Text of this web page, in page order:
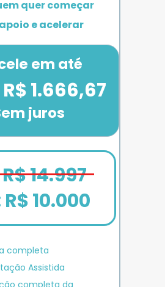
em até
completa
Assistida
completa da
1.666,67
juros
quer começar
e acelerar
14.997
10.000